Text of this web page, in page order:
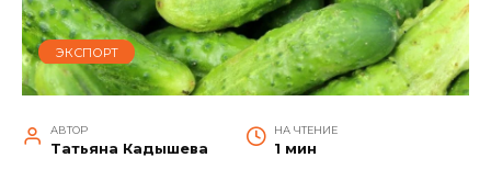
ЭКСПОРТ
АВТОР
Татьяна Кадышева
НА ЧТЕНИЕ
1 мин